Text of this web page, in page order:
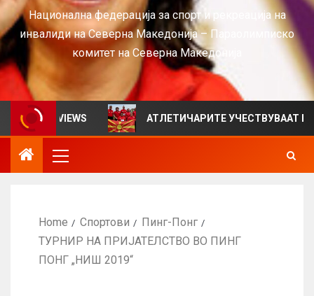
Национална федерација за спорт и рекреација на
инвалиди на Северна Македонија – Параолимписко
комитет на Северна Македонија
за VIEWS АТЛЕТИЧАРИТЕ УЧЕСТВУВААТ НА
Home Спортови
Пинг-Понг
ТУРНИР НА ПРИЈАТЕЛСТВО ВО ПИНГ
ПОНГ „НИШ 2019“